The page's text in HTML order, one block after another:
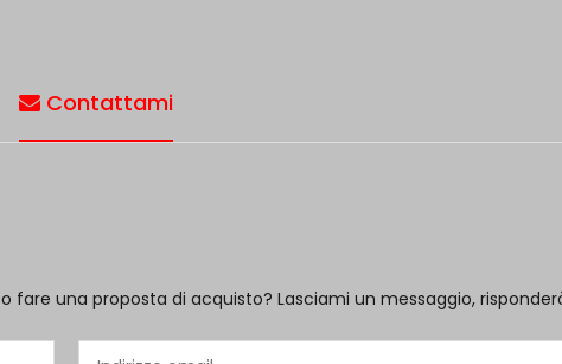
Contattami
una proposta di acquisto? Lasciami un messaggio,